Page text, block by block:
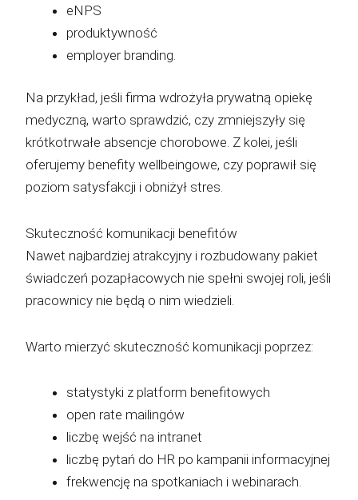
eNPS
produktywność
employer branding.
Na przykład, jeśli firma wdrożyła prywatną opiekę
medyczną, warto sprawdzić, czy zmniejszyły się
krótkotrwałe absencje chorobowe. Z kolei, jeśli
oferujemy benefity wellbeingowe, czy poprawił się
poziom satysfakcji i obniżył stres.
Skuteczność komunikacji benefitów
Nawet najbardziej atrakcyjny i rozbudowany pakiet
świadczeń pozapłacowych nie spełni swojej roli, jeśli
pracownicy nie będą o nim wiedzieli.
Warto mierzyć skuteczność komunikacji poprzez:
statystyki z platform benefitowych
open rate mailingów
liczbę wejść na intranet
liczbę pytań do HR po kampanii informacyjnej
frekwencję na spotkaniach i webinarach.